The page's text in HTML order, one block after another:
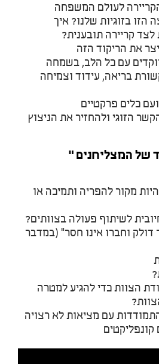
לעולם המשפחה
בזוגיות שלנו? איך
לצד קריירה תובענית?
את הריקוד הזה
עם כל הלב, בשמחה
בריאה, עידוד וצמיחה
כלים פרקטיים
הזוגי ולהחזיר את הניצוץ
של המצליחנים "
מקור להפריה ותמיכה או
לשיתוף פעולה בצוותים?
וחברו אינו חסר" (במדבר
הצוות כדי להגיע למטרה
עם מציאות לא רצויה